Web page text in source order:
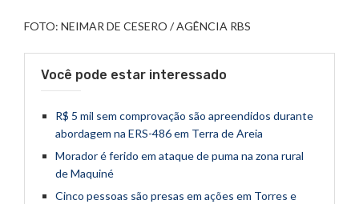
FOTO: NEIMAR DE CESERO / AGÊNCIA RBS
Você pode estar interessado
R$ 5 mil sem comprovação são apreendidos durante
abordagem na ERS-486 em Terra de Areia
Morador é ferido em ataque de puma na zona rural
de Maquiné
Cinco pessoas são presas em ações em Torres e